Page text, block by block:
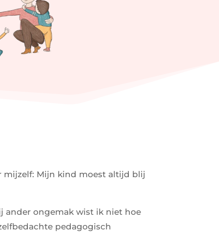
mijzelf: Mijn kind moest altijd blij
ander ongemak wist ik niet hoe
pedagogisch